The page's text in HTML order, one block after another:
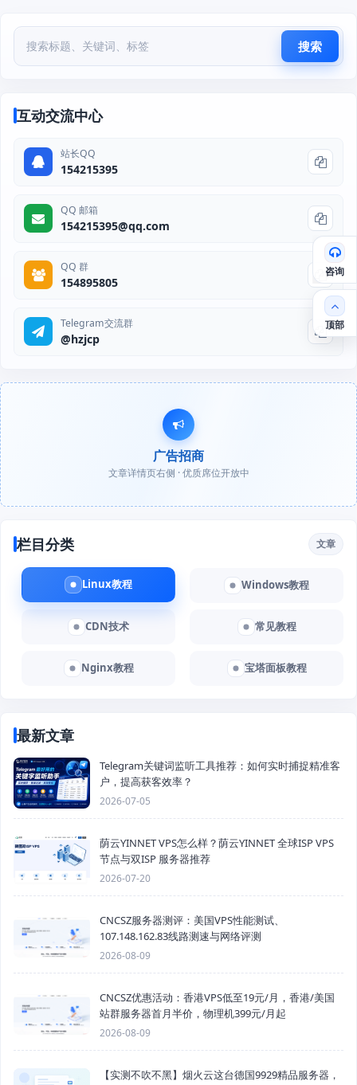
搜索
互动交流中心
站长QQ
154215395
QQ 邮箱
154215395@qq.com
QQ 群
154895805
Telegram交流群
@hzjcp
广告招商
文章详情页右侧 · 优质席位开放中
栏目分类 文章
Linux教程 Windows教程
CDN技术 常见教程
Nginx教程 宝塔面板教程
最新文章
Telegram关键词监听工具推荐：如何实时捕捉精准客
户，提高获客效率？
2026-07-05
荫云YINNET VPS怎么样？荫云YINNET 全球ISP VPS
节点与双ISP 服务器推荐
2026-07-20
CNCSZ服务器测评：美国VPS性能测试、
107.148.162.83线路测速与网络评测
2026-08-09
CNCSZ优惠活动：香港VPS低至19元/月，香港/美国
站群服务器首月半价，物理机399元/月起
2026-08-09
【实测不吹不黑】烟火云这台德国9929精品服务器，
咨询
顶部